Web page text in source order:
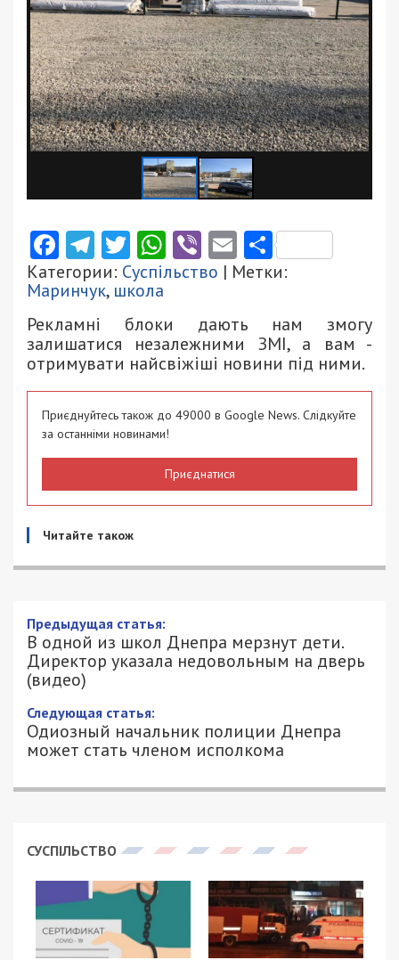
Facebook
Telegram
Twitter
WhatsApp
ViberEmail
Категории: Суспільство | Метки:
Маринчук, школа
Рекламні блоки дають нам змогу
залишатися незалежними ЗМІ, а вам -
отримувати найсвіжіші новини під ними.
Приєднуйтесь також до 49000 в Google News. Слідкуйте
за останніми новинами!
Приєднатися
Читайте також
В одной из школ Днепра мерзнут дети.
Директор указала недовольным на
дверь (видео)
7/11/2018 - 11:51
ЕКАТЕРИНА ОХОТНИК - СПЕЦИАЛЬНО
ДЛЯ 49000.COM.UA
5362
В Днепре отопительный сезон стартовал не для
и куртках. Об этом сообщает 9 канал. Родители
что отопление до сих пор не запустили. При
этом нет никакой информации, когда же
запустят тепло. Руководство заведения
ситуацию не комментирует.